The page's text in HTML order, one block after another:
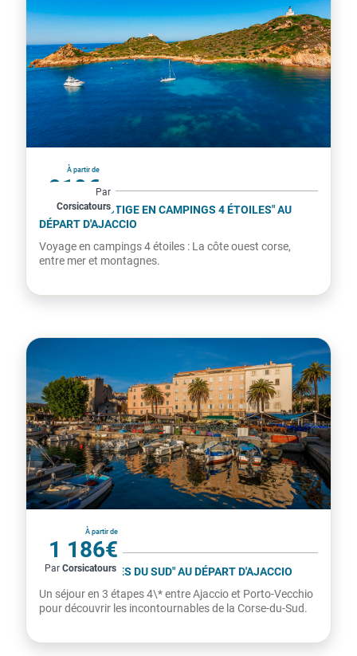
À partir de
919€
par personne
Par
Corsicatours
France
CIRCUIT "PRESTIGE EN CAMPINGS 4 ÉTOILES" AU
DÉPART D'AJACCIO
Voyage en campings 4 étoiles : La côte ouest corse,
entre mer et montagnes.
À partir de
1 186€
par personne
Par Corsicatours
France
CIRCUIT "PÉPITES DU SUD" AU DÉPART D'AJACCIO
Un séjour en 3 étapes 4\* entre Ajaccio et Porto-Vecchio
pour découvrir les incontournables de la Corse-du-Sud.